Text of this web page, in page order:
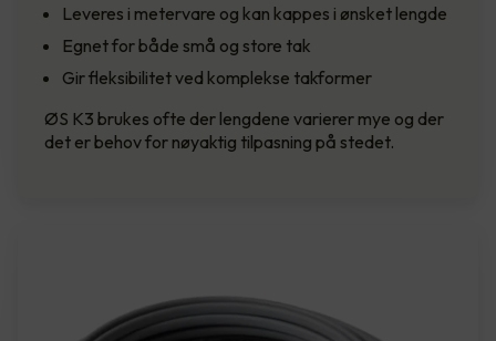
Leveres i metervare og kan kappes i ønsket lengde
Egnet for både små og store tak
Gir fleksibilitet ved komplekse takformer
ØS K3 brukes ofte der lengdene varierer mye og der
det er behov for nøyaktig tilpasning på stedet.